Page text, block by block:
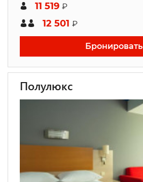
11 519 ₽
12 501 ₽
Бронировать
Полулюкс